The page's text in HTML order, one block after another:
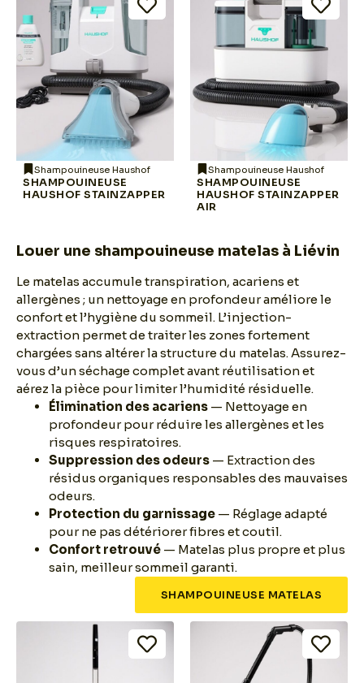
Shampouineuse Haushof
SHAMPOUINEUSE
HAUSHOF STAINZAPPER
Shampouineuse Haushof
SHAMPOUINEUSE
HAUSHOF STAINZAPPER
AIR
Louer une shampouineuse matelas à Liévin
Le matelas accumule transpiration, acariens et
allergènes ; un nettoyage en profondeur améliore le
confort et l’hygiène du sommeil. L’injection-
extraction permet de traiter les zones fortement
chargées sans altérer la structure du matelas. Assurez-
vous d’un séchage complet avant réutilisation et
aérez la pièce pour limiter l’humidité résiduelle.
Élimination des acariens — Nettoyage en
profondeur pour réduire les allergènes et les
risques respiratoires.
Suppression des odeurs — Extraction des
résidus organiques responsables des mauvaises
odeurs.
Protection du garnissage — Réglage adapté
pour ne pas détériorer fibres et coutil.
Confort retrouvé — Matelas plus propre et plus
sain, meilleur sommeil garanti.
SHAMPOUINEUSE MATELAS